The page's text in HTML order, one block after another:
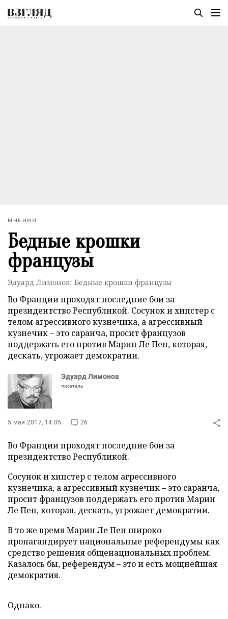
МНЕНИЯ
Бедные крошки
французы
Эдуард Лимонов: Бедные крошки французы
Во Франции проходят последние бои за
президентство Республикой. Сосунок и хипстер с
телом агрессивного кузнечика, а агрессивный
кузнечик – это саранча, просит французов
поддержать его против Марин Ле Пен, которая,
дескать, угрожает демократии.
Эдуард Лимонов
писатель
5 мая 2017, 14:05 26
Во Франции проходят последние бои за
президентство Республикой.
Сосунок и хипстер с телом агрессивного
кузнечика, а агрессивный кузнечик – это саранча,
просит французов поддержать его против Марин
Ле Пен, которая, дескать, угрожает демократии.
В то же время Марин Ле Пен широко
пропагандирует национальные референдумы как
средство решения общенациональных проблем.
Казалось бы, референдум – это и есть мощнейшая
демократия.
Однако.